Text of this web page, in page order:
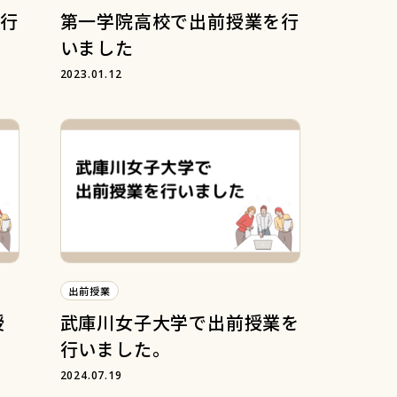
第一学院高校で出前授業を行
いました
2023.01.12
出前授業
武庫川女子大学で出前授業を
行いました。
2024.07.19